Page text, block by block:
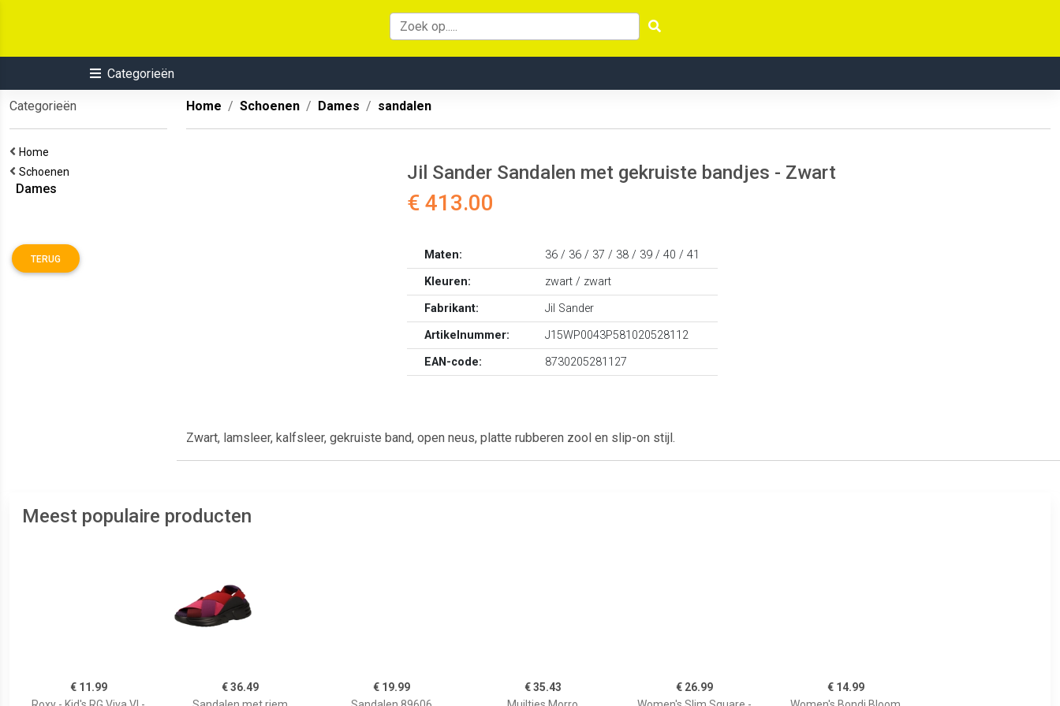
Categorieën
Categorieën
Home
Schoenen
Dames
TERUG
Home Schoenen Dames sandalen
Jil Sander Sandalen met gekruiste bandjes - Zwart
€ 413.00
Maten:
36 / 36 / 37 / 38 / 39 / 40 / 41
Kleuren:
zwart / zwart
Fabrikant:
Jil Sander
Artikelnummer:
J15WP0043P581020528112
EAN-code:
8730205281127
Zwart, lamsleer, kalfsleer, gekruiste band, open neus, platte rubberen zool en slip-on stijl.
Meest populaire producten
€ 11.99 € 36.49 € 19.99 € 35.43 € 26.99 € 14.99